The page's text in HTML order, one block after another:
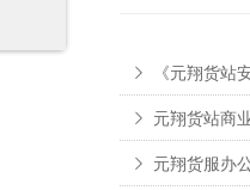
《元翔货站
元翔货站商
元翔货服办